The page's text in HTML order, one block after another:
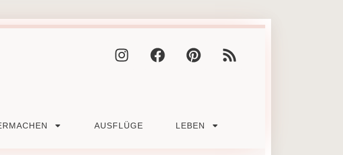
AUSFLÜGE LEBEN